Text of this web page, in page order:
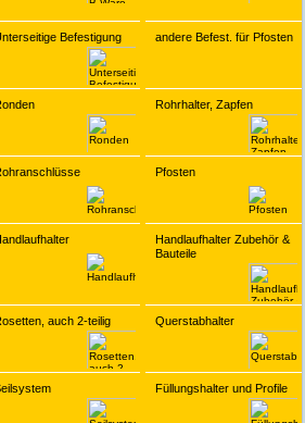
Befestigung andere Befest. für Pfosten
Rohrhalter, Zapfen
Pfosten
Handlaufhalter Zubehör &
Bauteile
auch 2-teilig Querstabhalter
Füllungshalter und Profile